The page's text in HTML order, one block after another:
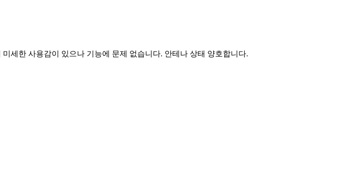
세한 사용감이 있으나 기능에 문제 없습니다. 안테나 상태 양호합니다.